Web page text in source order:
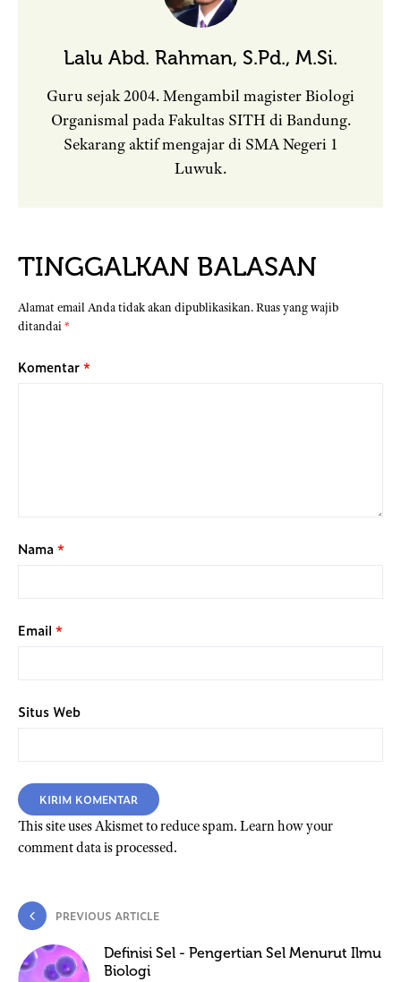
Lalu Abd. Rahman, S.Pd., M.Si.
Guru sejak 2004. Mengambil magister Biologi
Organismal pada Fakultas SITH di Bandung.
Sekarang aktif mengajar di SMA Negeri 1
Luwuk.
TINGGALKAN BALASAN
Alamat email Anda tidak akan dipublikasikan.Ruas yang wajib
ditandai *
Komentar*
Nama*
Email *
Situs Web
This site uses Akismet to reduce spam. Learn how your
comment data is processed.
PREVIOUS ARTICLE
Definisi Sel - Pengertian Sel Menurut Ilmu
Biologi